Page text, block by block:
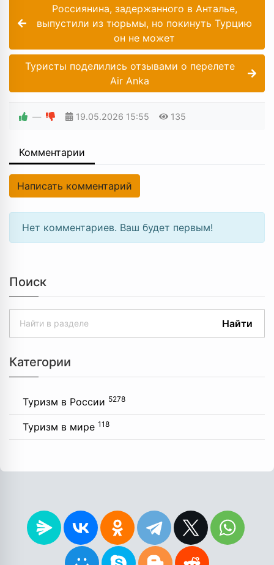
Россиянина, задержанного в Анталье,
выпустили из тюрьмы, но покинуть Турцию
он не может
Туристы поделились отзывами о перелете
Air Anka
— 19.05.2026 15:55 135
Комментарии
Написать комментарий
Нет комментариев. Ваш будет первым!
Поиск
Найти
Категории
Туризм в России 5278
Туризм в мире 118